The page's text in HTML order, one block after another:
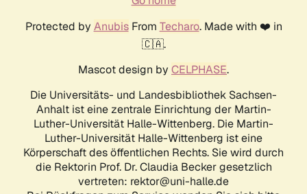
Protected by AnubisFrom Techaro. Made with ❤️ in
🇨🇦.
Mascot design by CELPHASE.
Die Universitäts- und Landesbibliothek Sachsen-
Anhalt ist eine zentrale Einrichtung der Martin-
Luther-Universität Halle-Wittenberg. Die Martin-
Luther-Universität Halle-Wittenberg ist eine
Körperschaft des öffentlichen Rechts. Sie wird durch
die Rektorin Prof. Dr. Claudia Becker gesetzlich
vertreten: rektor@uni-halle.de